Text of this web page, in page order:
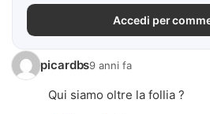
Accedi per
picardbs9 anni fa
Qui siamo oltre la follia ?